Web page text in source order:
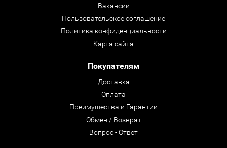
Вакансии
Пользовательское соглашение
Политика конфиденциальности
Карта сайта
Покупателям
Доставка
Оплата
Преимущества и Гарантии
Обмен / Возврат
Вопрос - Ответ